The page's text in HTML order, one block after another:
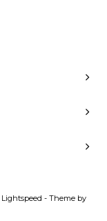
Lightspeed - Theme by